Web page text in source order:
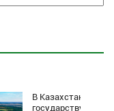
В Казахстане
государству